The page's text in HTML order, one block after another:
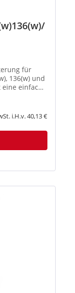
für
136(w) und
einfache
einem
für eine
i.H.v. 40,13 €